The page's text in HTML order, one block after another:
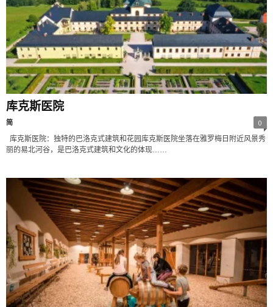
库克斯医院
简 0
库克斯医院：独特的巴洛克式建筑和花园库克斯医院坐落在雅罗梅日附近风景秀
丽的易北河谷，是巴洛克式建筑和文化的体现……